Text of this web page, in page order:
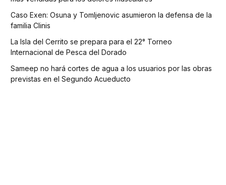
Caso Exen: Osuna y Tomljenovic asumieron la defensa de la
familia Clinis
La Isla del Cerrito se prepara para el 22° Torneo
Internacional de Pesca del Dorado
Sameep no hará cortes de agua a los usuarios por las obras
previstas en el Segundo Acueducto